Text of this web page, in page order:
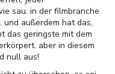
sau. in der filmbranche
außerdem hat das,
das geringste mit dem
aber in diesem
null aus!